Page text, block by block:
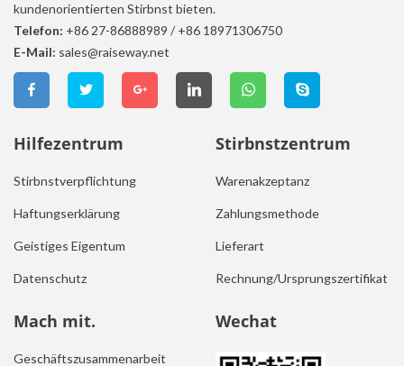
kundenorientierten Stirbnst bieten.
Telefon: +86 27-86888989 / +86 18971306750
E-Mail: sales@raiseway.net
Hilfezentrum
Stirbnstverpflichtung
Haftungserklärung
Geistiges Eigentum
Datenschutz
Stirbnstzentrum
Warenakzeptanz
Zahlungsmethode
Lieferart
Rechnung/Ursprungszertifikat
Mach mit.
Geschäftszusammenarbeit
Wechat